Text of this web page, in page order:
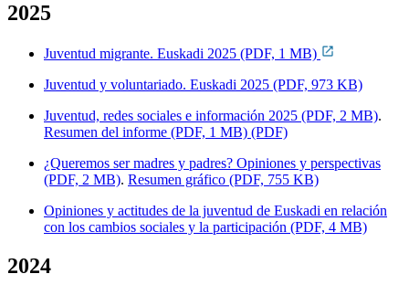
2025
Juventud migrante. Euskadi 2025 (PDF, 1 MB)
Juventud y voluntariado. Euskadi 2025 (PDF, 973 KB)
Juventud, redes sociales e información 2025 (PDF, 2 MB).
Resumen del informe (PDF, 1 MB) (PDF)
¿Queremos ser madres y padres? Opiniones y perspectivas
(PDF, 2 MB). Resumen gráfico (PDF, 755 KB)
Opiniones y actitudes de la juventud de Euskadi en relación
con los cambios sociales y la participación (PDF, 4 MB)
2024